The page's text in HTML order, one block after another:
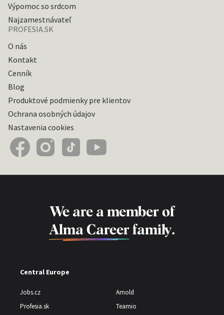
Výpomoc so srdcom
Najzamestnávateľ
PROFESIA.SK
O nás
Kontakt
Cenník
Blog
Produktové podmienky pre klientov
Ochrana osobných údajov
Nastavenia cookies
We are a member of
Alma Career family.
Central Europe
Jobs.cz
Profesia.sk
Arnold
Teamio